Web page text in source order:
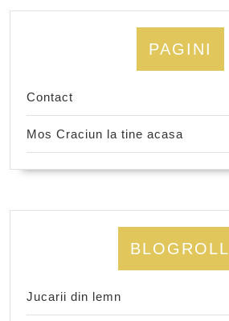
PAGINI
Contact
Mos Craciun la tine acasa
BLOGROLL
Jucarii din lemn